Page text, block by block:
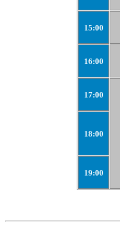
15:00
16:00
17:00
18:00
19:00